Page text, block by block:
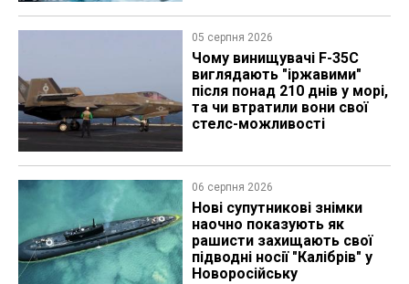
05 серпня 2026
Чому винищувачі F-35C
виглядають "іржавими"
після понад 210 днів у морі,
та чи втратили вони свої
стелс-можливості
06 серпня 2026
Нові супутникові знімки
наочно показують як
рашисти захищають свої
підводні носії "Калібрів" у
Новоросійську